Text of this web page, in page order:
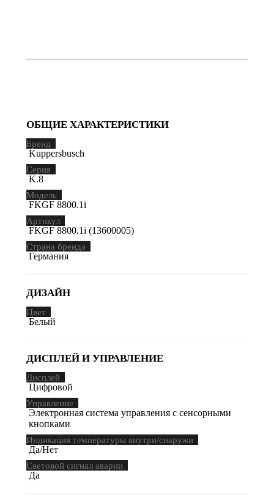
ОБЩИЕ ХАРАКТЕРИСТИКИ
Бренд
Kuppersbusch
Серия
K.8
Модель
FKGF 8800.1i
Артикул
FKGF 8800.1i (13600005)
Страна бренда
Германия
ДИЗАЙН
Цвет
Белый
ДИСПЛЕЙ И УПРАВЛЕНИЕ
Дисплей
Цифровой
Управление
Электронная система управления с сенсорными
кнопками
Индикация температуры внутри/снаружи
Да/Нет
Световой сигнал аварии
Да